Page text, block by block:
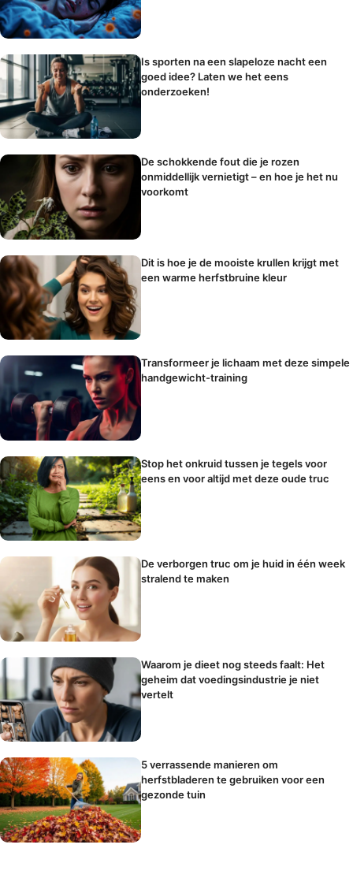
Is sporten na een slapeloze nacht een
goed idee? Laten we het eens
onderzoeken!
De schokkende fout die je rozen
onmiddellijk vernietigt – en hoe je het nu
voorkomt
Dit is hoe je de mooiste krullen krijgt met
een warme herfstbruine kleur
Transformeer je lichaam met deze simpele
handgewicht-training
Stop het onkruid tussen je tegels voor
eens en voor altijd met deze oude truc
De verborgen truc om je huid in één week
stralend te maken
Waarom je dieet nog steeds faalt: Het
geheim dat voedingsindustrie je niet
vertelt
5 verrassende manieren om
herfstbladeren te gebruiken voor een
gezonde tuin